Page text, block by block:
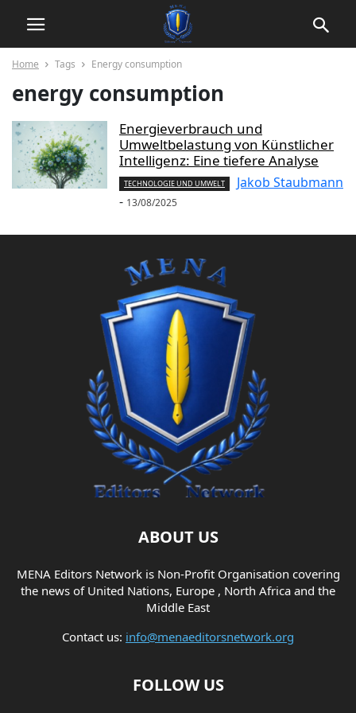
Home Tags Energy consumption
energy consumption
Energieverbrauch und
Umweltbelastung von Künstlicher
Intelligenz: Eine tiefere Analyse
TECHNOLOGIE UND UMWELT
Jakob Staubmann
- 13/08/2025
ABOUT US
MENA Editors Network is Non-Profit Organisation covering
the news of United Nations, Europe , North Africa and the
Middle East
Contact us: info@menaeditorsnetwork.org
FOLLOW US